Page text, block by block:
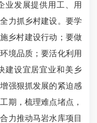
业发展提供用工、用
力抓乡村建设。要学
乡村建设行动；要做
境品质；要活化利用
建设宜居宜业和美乡
强狠抓发展的紧迫感
期，梳理难点堵点，
力推动马岩水库项目